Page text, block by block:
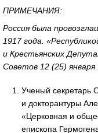
ПРИМЕЧАНИЯ:
Россия была
1917 года.
и Крестьянских
Советов 12 (25) января
Ученый секретарь
и докторантуры
«Церковная и
епископа